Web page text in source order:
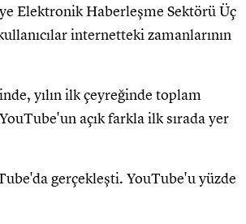
Elektronik Haberleşme Sektörü Üç
internetteki zamanlarının​​​​​​​
yılın ilk çeyreğinde toplam
açık farkla ilk sırada yer
gerçekleşti. YouTube'u yüzde